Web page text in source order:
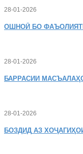
28-01-2026
ОШНОӢ БО
28-01-2026
БАРРАСИИ
28-01-2026
БОЗДИД АЗ